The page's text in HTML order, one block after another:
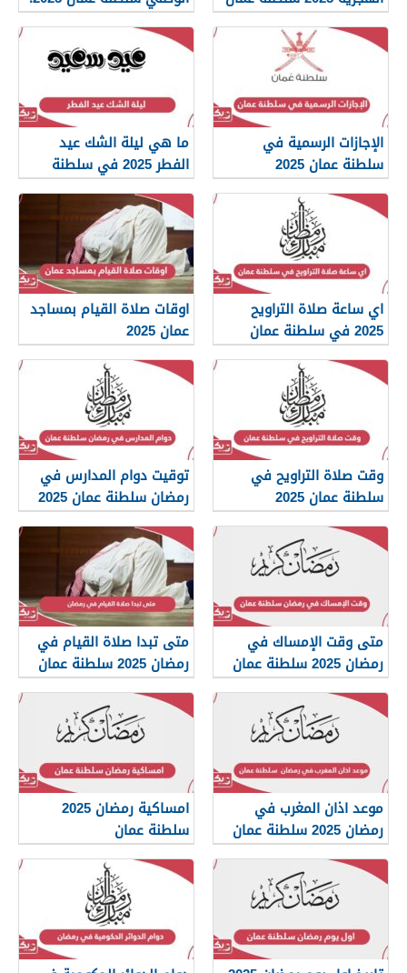
العد التنازلي
الإجازات الرسمية في
سلطنة عمان 2025
ما هي ليلة الشك عيد
الفطر 2025 في سلطنة
عمان
اي ساعة صلاة التراويح
2025 في سلطنة عمان
اوقات صلاة القيام بمساجد
عمان 2025
وقت صلاة التراويح في
سلطنة عمان 2025
توقيت دوام المدارس في
رمضان سلطنة عمان 2025
متى وقت الإمساك في
رمضان 2025 سلطنة عمان
متى تبدا صلاة القيام في
رمضان 2025 سلطنة عمان
موعد اذان المغرب في
رمضان 2025 سلطنة عمان
امساكية رمضان 2025
سلطنة عمان